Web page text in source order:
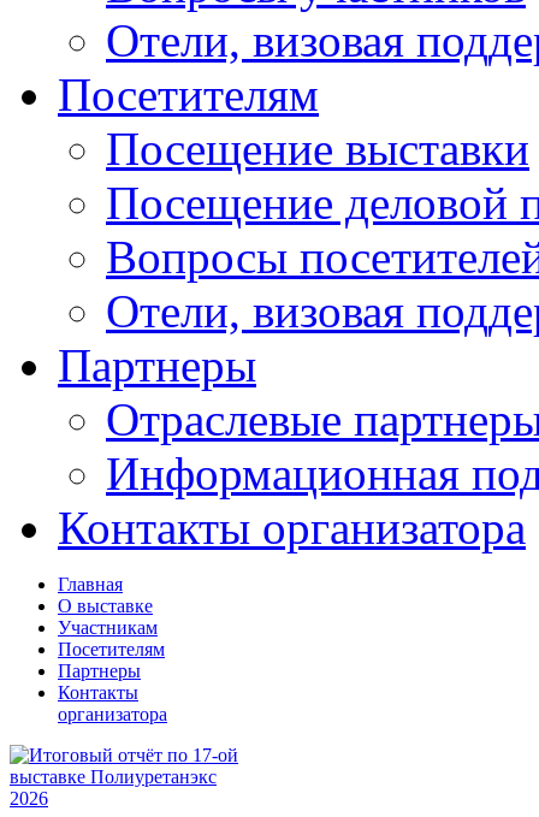
Отели, визовая
Посетителям
Посещение выставки
Посещение деловой
Вопросы
Отели, визовая
Партнеры
Отраслевые
Информационная
Контакты организатора
Главная
О выставке
Участникам
Посетителям
Партнеры
Контакты
организатора